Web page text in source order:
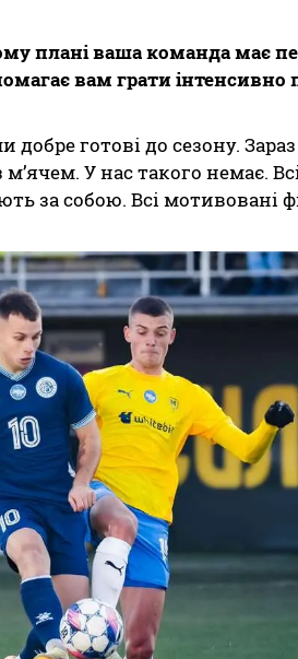
плані ваша команда має
вам грати інтенсивно
готові до сезону.
У нас такого немає.
за собою. Всі мотивовані